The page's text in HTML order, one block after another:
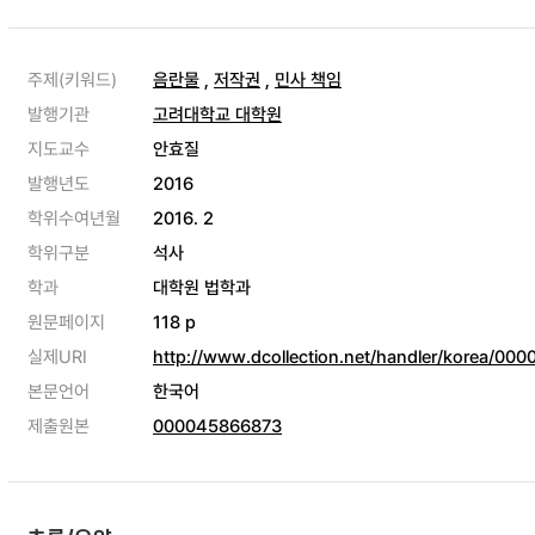
주제(키워드) 음란물 , 저작권 , 민사 책임
발행기관
고려대학교 대학원
지도교수
안효질
발행년도
2016
학위수여년월
2016. 2
학위구분
석사
학과
대학원 법학과
원문페이지
118 p
실제URI
http://www.dcollection.net/handler/korea/
본문언어
한국어
제출원본
000045866873